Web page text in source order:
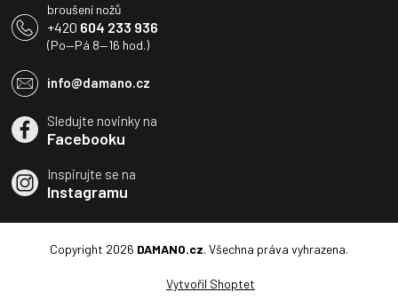
broušení nožů
+420 604 233 936
(Po—Pá 8—16 hod.)
info@damano.cz
Sledujte novinky na
Facebooku
Inspirujte se na
Instagramu
Vytvořil Shoptet
Copyright 2026 DAMANO.cz. Všechna práva vyhrazena.